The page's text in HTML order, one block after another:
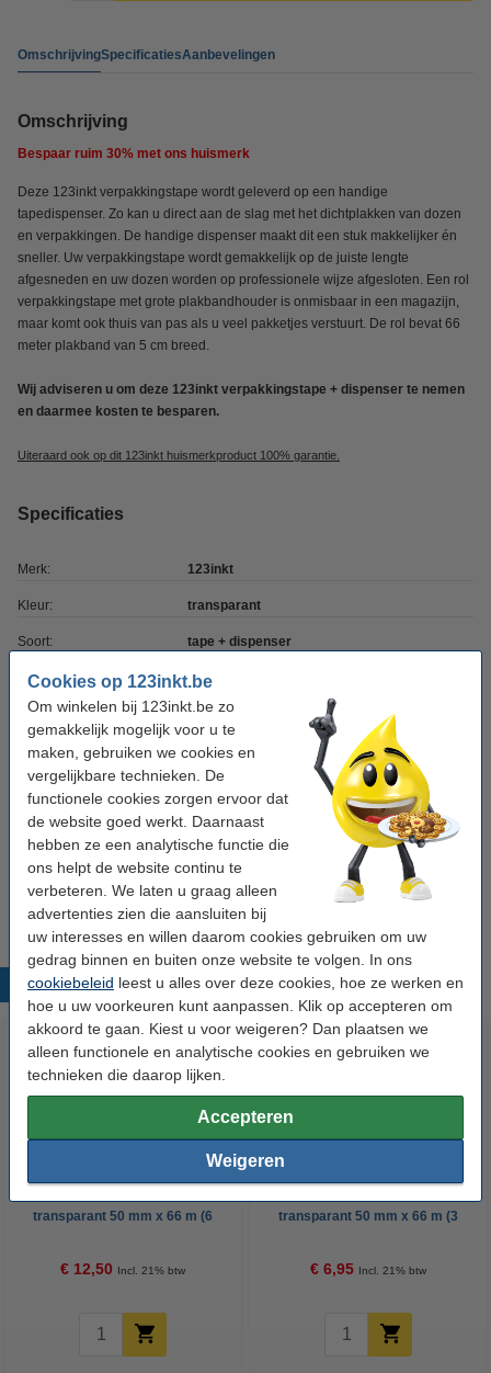
Cookies op 123inkt.be
Om winkelen bij 123inkt.be zo
gemakkelijk mogelijk voor u te
maken, gebruiken we cookies en
vergelijkbare technieken. De
functionele cookies zorgen ervoor dat
de website goed werkt. Daarnaast
hebben ze een analytische functie die
ons helpt de website continu te
verbeteren. We laten u graag alleen
advertenties zien die aansluiten bij
uw interesses en willen daarom cookies gebruiken om uw
gedrag binnen en buiten onze website te volgen. In ons
cookiebeleid leest u alles over deze cookies, hoe ze werken en
hoe u uw voorkeuren kunt aanpassen. Klik op accepteren om
akkoord te gaan. Kiest u voor weigeren? Dan plaatsen we
alleen functionele en analytische cookies en gebruiken we
technieken die daarop lijken.
Accepteren
Weigeren
OmschrijvingSpecificatiesAanbevelingen
Omschrijving
Bespaar ruim 30% met ons huismerk
Deze 123inkt verpakkingstape wordt geleverd op een handige
tapedispenser. Zo kan u direct aan de slag met het dichtplakken van dozen
en verpakkingen. De handige dispenser maakt dit een stuk makkelijker én
sneller. Uw verpakkingstape wordt gemakkelijk op de juiste lengte
afgesneden en uw dozen worden op professionele wijze afgesloten. Een rol
verpakkingstape met grote plakbandhouder is onmisbaar in een magazijn,
maar komt ook thuis van pas als u veel pakketjes verstuurt. De rol bevat 66
meter plakband van 5 cm breed.
Wij adviseren u om deze 123inkt verpakkingstape + dispenser te nemen
en daarmee kosten te besparen.
Uiteraard ook op dit 123inkt huismerkproduct 100% garantie.
Specificaties
Merk: 123inkt
Kleur: transparant
Soort: tape + dispenser
Afmetingen: 50 mm x 66 m (BxL)
Tip: meebestellen
123inkt verpakkingstape transparant 50 mm x
66 m (6 rollen)
€ 12,50
123inkt verpakkingstape bruin 50 mm x 66 m (6
rollen)
€ 12,50
Populaire producten
transparant 50 mm x 66 m (6
€ 12,50 Incl. 21% btw
transparant 50 mm x 66 m (3
€ 6,95 Incl. 21% btw